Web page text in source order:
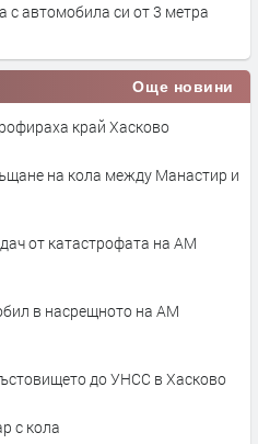
автомобила си от 3 метра
Още новини
край Хасково
на кола между Манастир и
от катастрофата на АМ
в насрещното на АМ
до УНСС в Хасково
с кола